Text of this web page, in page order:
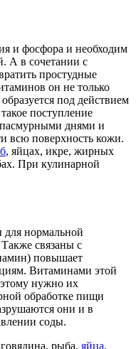
и фосфора и необходим
А в сочетании с
простудные
он не только
под действием
поступление
днями и
всю поверхность кожи.
, яйцах, икре, жирных
При кулинарной
нормальной
Также связаны с
повышает
Витаминами этой
нужно их
обработке пищи
они и в
соды.
рыба, яйца,